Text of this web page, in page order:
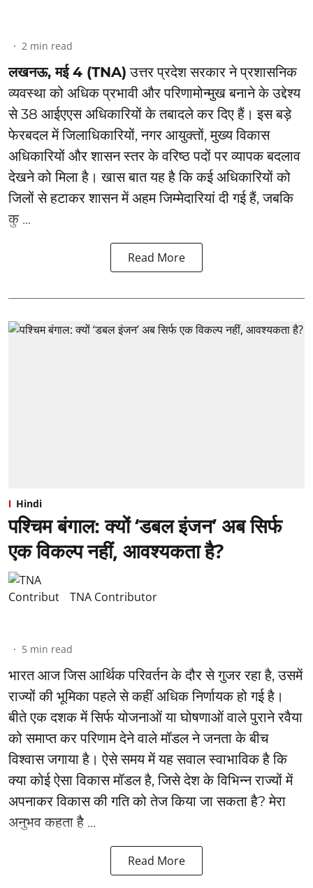
2 min read
लखनऊ, मई 4 (TNA) उत्तर प्रदेश सरकार ने प्रशासनिक
व्यवस्था को अधिक प्रभावी और परिणामोन्मुख बनाने के उद्देश्य
से 38 आईएएस अधिकारियों के तबादले कर दिए हैं। इस बड़े
फेरबदल में जिलाधिकारियों, नगर आयुक्तों, मुख्य विकास
अधिकारियों और शासन स्तर के वरिष्ठ पदों पर व्यापक बदलाव
देखने को मिला है। खास बात यह है कि कई अधिकारियों को
जिलों से हटाकर शासन में अहम जिम्मेदारियां दी गई हैं, जबकि
कु ...
Read More
Hindi
पश्चिम बंगाल: क्यों ‘डबल इंजन’ अब सिर्फ
एक विकल्प नहीं, आवश्यकता है?
TNA Contributor
5 min read
भारत आज जिस आर्थिक परिवर्तन के दौर से गुजर रहा है, उसमें
राज्यों की भूमिका पहले से कहीं अधिक निर्णायक हो गई है।
बीते एक दशक में सिर्फ योजनाओं या घोषणाओं वाले पुराने रवैया
को समाप्त कर परिणाम देने वाले मॉडल ने जनता के बीच
विश्वास जगाया है। ऐसे समय में यह सवाल स्वाभाविक है कि
क्या कोई ऐसा विकास मॉडल है, जिसे देश के विभिन्न राज्यों में
अपनाकर विकास की गति को तेज किया जा सकता है? मेरा
अनुभव कहता है ...
Read More